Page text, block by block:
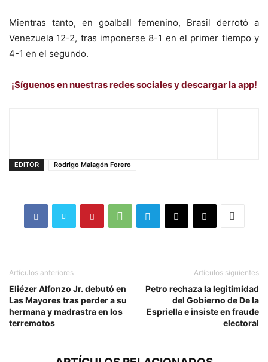
Mientras tanto, en goalball femenino, Brasil derrotó a
Venezuela 12-2, tras imponerse 8-1 en el primer tiempo y
4-1 en el segundo.
¡Síguenos en nuestras redes sociales y descargar la app!
EDITOR Rodrigo Malagón Forero
Artículos anteriores
Eliézer Alfonzo Jr. debutó en
Las Mayores tras perder a su
hermana y madrastra en los
terremotos
Artículos siguientes
Petro rechaza la legitimidad
del Gobierno de De la
Espriella e insiste en fraude
electoral